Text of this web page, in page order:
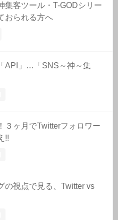
集客ツール・T-GODシリー
おられる方へ
API」…「SNS～神～集
３ヶ月でTwitterフォロワー
!!
の視点で見る、Twitter vs